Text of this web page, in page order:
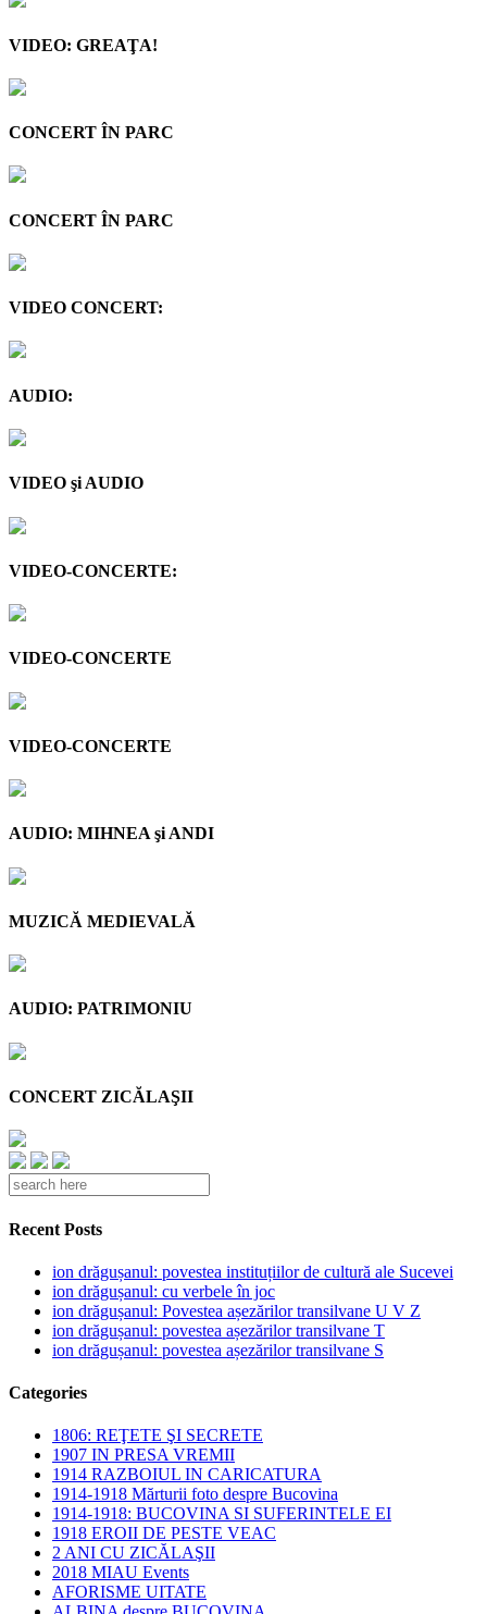
VIDEO: GREAŢA!
CONCERT ÎN PARC
CONCERT ÎN PARC
VIDEO CONCERT:
AUDIO:
VIDEO şi AUDIO
VIDEO-CONCERTE:
VIDEO-CONCERTE
VIDEO-CONCERTE
AUDIO: MIHNEA şi ANDI
MUZICĂ MEDIEVALĂ
AUDIO: PATRIMONIU
CONCERT ZICĂLAŞII
Recent Posts
ion drăgușanul: povestea instituțiilor de cultură ale Sucevei
ion drăgușanul: cu verbele în joc
ion drăgușanul: Povestea așezărilor transilvane U V Z
ion drăgușanul: povestea așezărilor transilvane T
ion drăgușanul: povestea așezărilor transilvane S
Categories
1806: REŢETE ŞI SECRETE
1907 IN PRESA VREMII
1914 RAZBOIUL IN CARICATURA
1914-1918 Mărturii foto despre Bucovina
1914-1918: BUCOVINA SI SUFERINTELE EI
1918 EROII DE PESTE VEAC
2 ANI CU ZICĂLAŞII
2018 MIAU Events
AFORISME UITATE